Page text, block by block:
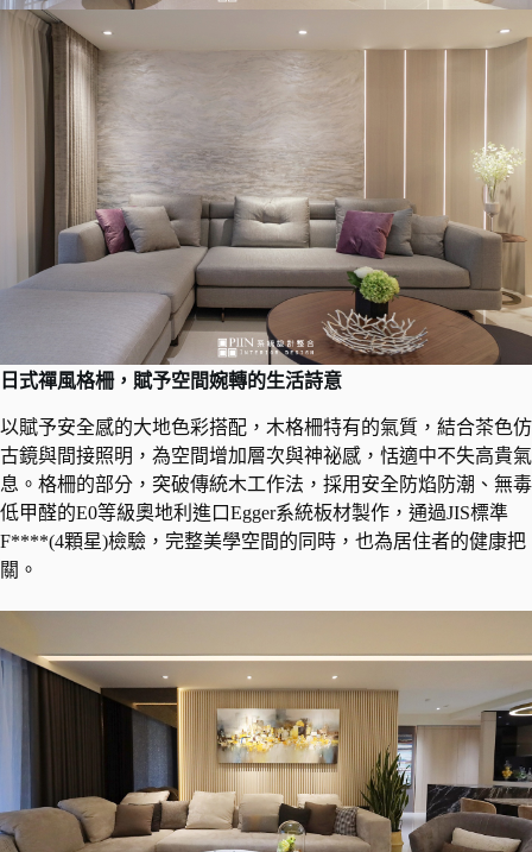
日式禪風格柵，賦予空間婉轉的生活詩意
以賦予安全感的大地色彩搭配，木格柵特有的氣質，結合茶色仿
古鏡與間接照明，為空間增加層次與神祕感，恬適中不失高貴氣
息。格柵的部分，突破傳統木工作法，採用安全防焰防潮、無毒
低甲醛的E0等級奧地利進口Egger系統板材製作，通過JIS標準
F****(4顆星)檢驗，完整美學空間的同時，也為居住者的健康把
關。